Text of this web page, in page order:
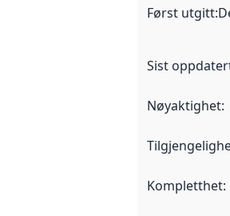
Først utgitt:
Sist
Nøyaktighet:
Kompletthet: